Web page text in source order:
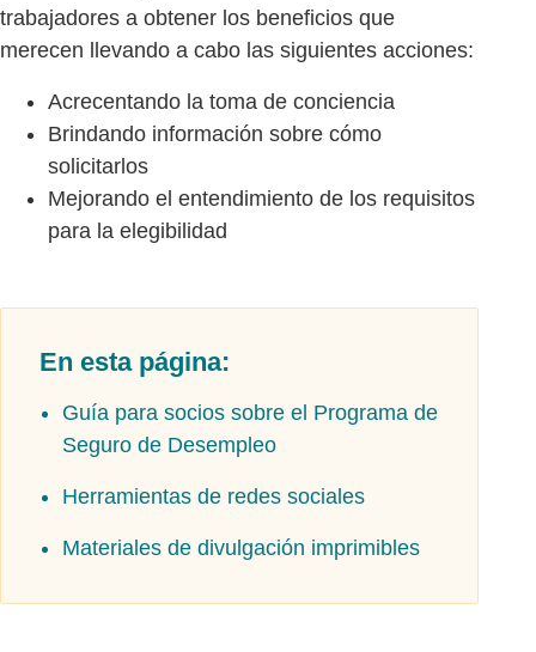
trabajadores a obtener los beneficios que
merecen llevando a cabo las siguientes acciones:
Acrecentando la toma de conciencia
Brindando información sobre cómo
solicitarlos
Mejorando el entendimiento de los requisitos
para la elegibilidad
En esta página:
Guía para socios sobre el Programa de
Seguro de Desempleo
Herramientas de redes sociales
Materiales de divulgación imprimibles